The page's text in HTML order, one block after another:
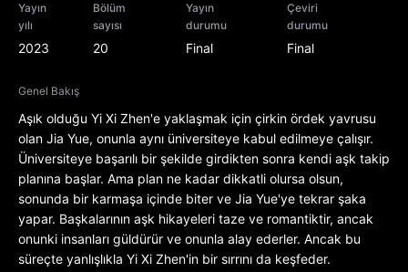
Yayın
yılı
2023
Bölüm
sayısı
20
Yayın
durumu
Final
Çeviri
durumu
Final
Genel Bakış
Aşık olduğu Yi Xi Zhen'e yaklaşmak için çirkin ördek yavrusu
olan Jia Yue, onunla aynı üniversiteye kabul edilmeye çalışır.
Üniversiteye başarılı bir şekilde girdikten sonra kendi aşk takip
planına başlar. Ama plan ne kadar dikkatli olursa olsun,
sonunda bir karmaşa içinde biter ve Jia Yue'ye tekrar şaka
yapar. Başkalarının aşk hikayeleri taze ve romantiktir, ancak
onunki insanları güldürür ve onunla alay ederler. Ancak bu
süreçte yanlışlıkla Yi Xi Zhen'in bir sırrını da keşfeder.